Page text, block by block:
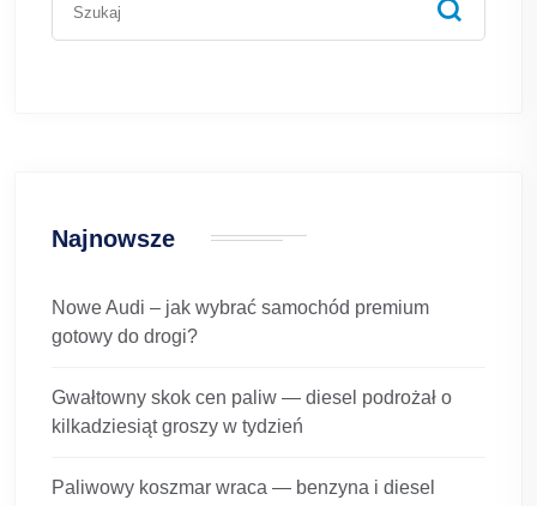
Najnowsze
Nowe Audi – jak wybrać samochód premium
gotowy do drogi?
Gwałtowny skok cen paliw — diesel podrożał o
kilkadziesiąt groszy w tydzień
Paliwowy koszmar wraca — benzyna i diesel